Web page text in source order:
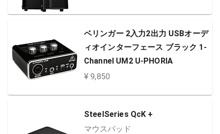
ベリンガー 2入力2出力 USBオーデ
ィオインターフェース ブラック 1-
Channel UM2 U-PHORIA
¥ 9,850
SteelSeries QcK +
マウスパッド